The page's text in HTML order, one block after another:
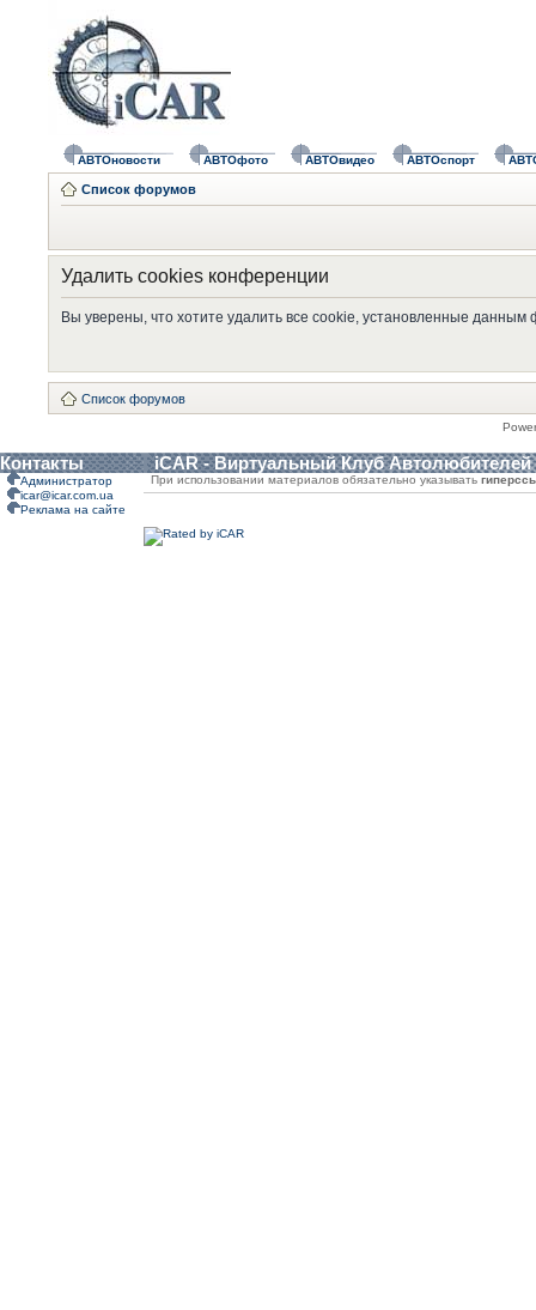
АВТОновости АВТОфото АВТОвидео АВТОспорт
Список форумов
Удалить cookies конференции
Вы уверены, что хотите удалить все cookie, установленные
Список форумов
Контакты iCAR - Виртуальный Клуб Автолюбителей
Администратор
icar@icar.com.ua
Реклама на сайте
При использовании материалов обязательно указывать